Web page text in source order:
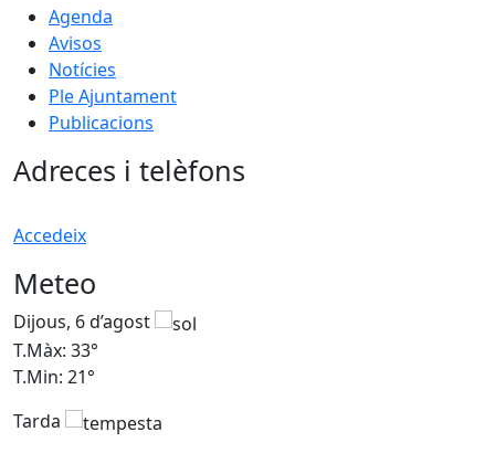
Agenda
Avisos
Notícies
Ple Ajuntament
Publicacions
Adreces i telèfons
Accedeix
Meteo
Dijous, 6 d’agost
T.Màx: 33°
T.Min: 21°
Tarda